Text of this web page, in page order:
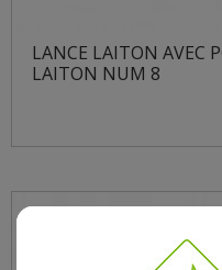
LANCE LAITON AVEC
LAITON NUM 8